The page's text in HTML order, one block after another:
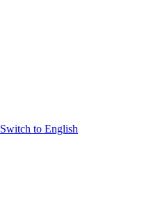
Switch to English